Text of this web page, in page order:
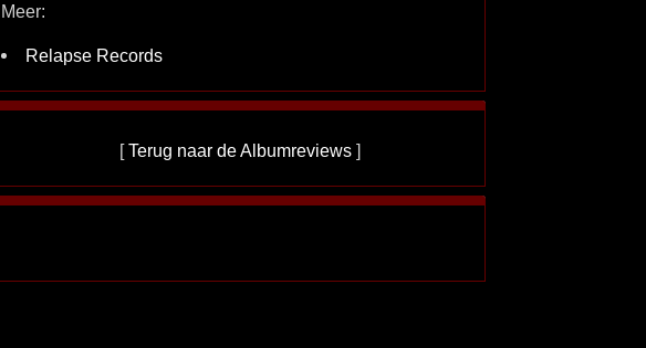
Meer:
Relapse Records
[Terug naar de Albumreviews ]